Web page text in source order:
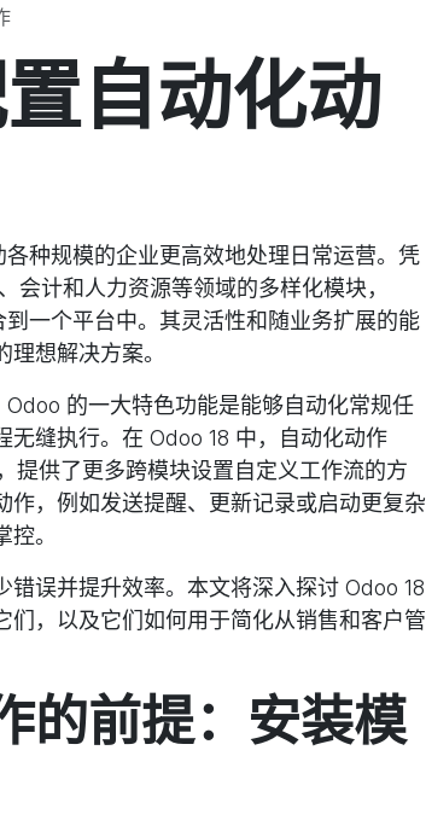
自动化动
种规模的企业更高效地处理日常运营。凭
计和人力资源等领域的多样化模块，
一个平台中。其灵活性和随业务扩展的能
想解决方案。
的一大特色功能是能够自动化常规任
缝执行。在 Odoo 18 中，
自动化动作
提供了更多跨模块设置自定义工作流的方
，例如发送提醒、更新记录或启动更复杂
。
误并提升效率。本文将深入探讨 Odoo 18
，以及它们如何用于简化从销售和客户管
的前提：安装模